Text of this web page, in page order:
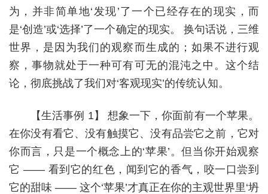
为，并非简单地‘发现’了一个已经存在的现实，而
是‘创造’或‘选择’了一个确定的现实。 换句话说，三维
世界，是因为我们的观察而生成的；如果不进行观
察，事物就处于一种可有可无的混沌之中。这个结
论，彻底挑战了我们对‘客观现实’的传统认知。
【生活事例 1】 想象一下，你面前有一个苹果。
在你没有看它、没有触摸它、没有品尝它之前，它对
你而言，只是一个概念上的‘苹果’。但当你开始观察
它 —— 看到它的红色，闻到它的香气，咬一口尝到
它的甜味 —— 这个‘苹果’才真正在你的主观世界里‘坍